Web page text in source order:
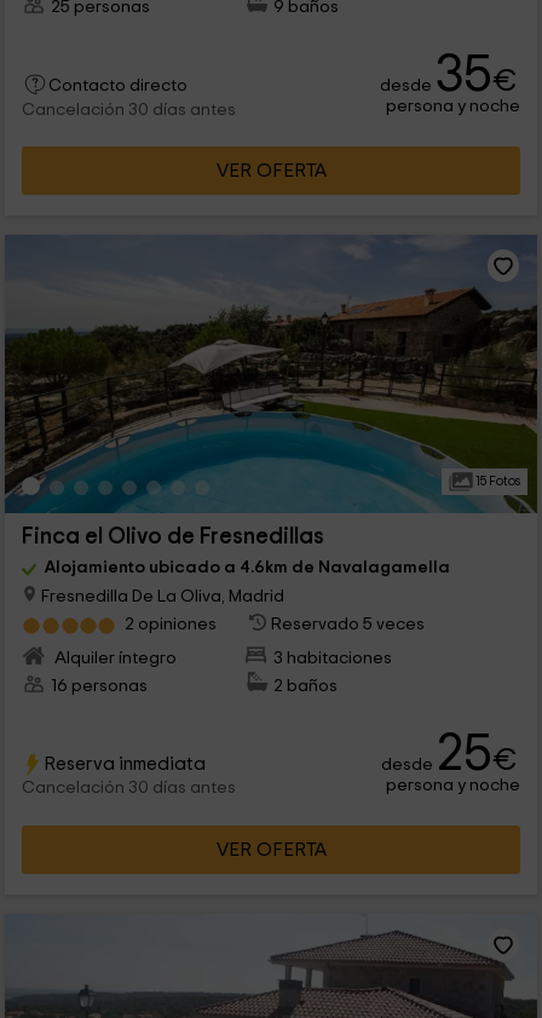
25 personas
9 baños
Contacto directo
Cancelación 30 días antes
desde 35€
persona y noche
VER OFERTA
15 Fotos
Finca el Olivo de Fresnedillas
Alojamiento ubicado a 4.6km de Navalagamella
Fresnedilla De La Oliva, Madrid
2 opiniones
Reservado 5 veces
Alquiler íntegro
3 habitaciones
16 personas
2 baños
Reserva inmediata
Cancelación 30 días antes
desde 25€
persona y noche
VER OFERTA